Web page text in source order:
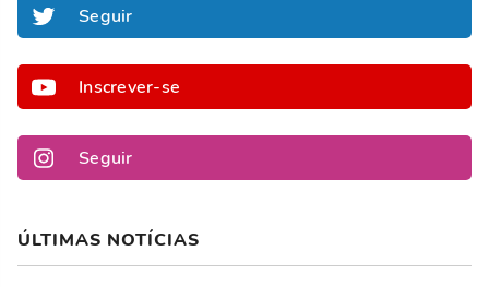
Seguir
Inscrever-se
Seguir
ÚLTIMAS NOTÍCIAS